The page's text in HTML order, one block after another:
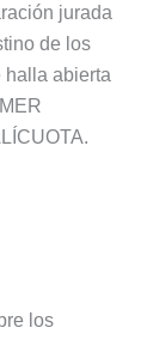
jurada
de los
halla abierta
los